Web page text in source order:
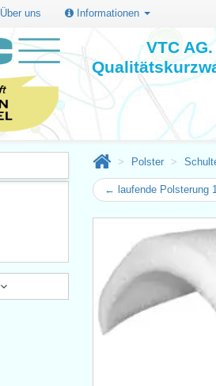
Über uns Informationen
VTC
Polster
← laufende Polsterung